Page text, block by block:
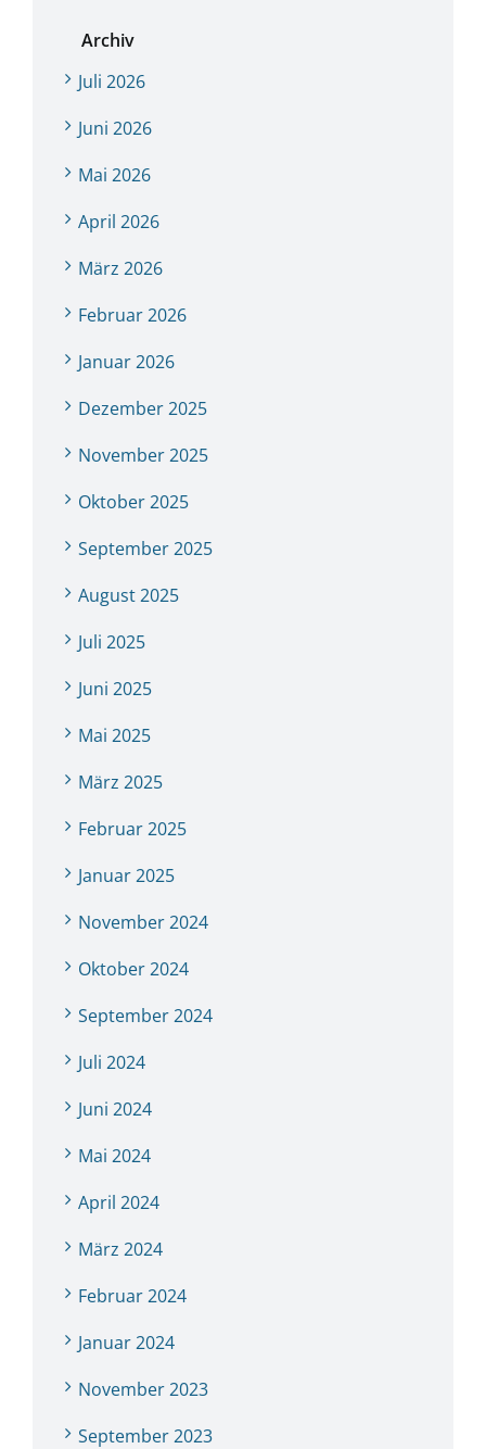
Archiv
Juli 2026
Juni 2026
Mai 2026
April 2026
März 2026
Februar 2026
Januar 2026
Dezember 2025
November 2025
Oktober 2025
September 2025
August 2025
Juli 2025
Juni 2025
Mai 2025
März 2025
Februar 2025
Januar 2025
November 2024
Oktober 2024
September 2024
Juli 2024
Juni 2024
Mai 2024
April 2024
März 2024
Februar 2024
Januar 2024
November 2023
September 2023